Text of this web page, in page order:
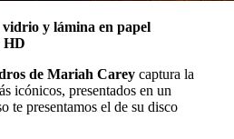
y lámina en papel
HD
de Mariah Carey captura la
icónicos, presentados en un
te presentamos el de su disco